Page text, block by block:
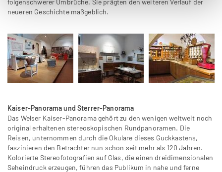
folgenschwerer Umbrüche. Sie prägten den weiteren Verlauf der
neueren Geschichte maßgeblich.
Kaiser-Panorama und Sterrer-Panorama
Das Welser Kaiser-Panorama gehört zu den wenigen weltweit noch
original erhaltenen stereoskopischen Rundpanoramen. Die
Reisen, unternommen durch die Okulare dieses Guckkastens,
faszinieren den Betrachter nun schon seit mehr als 120 Jahren.
Kolorierte Stereofotografien auf Glas, die einen dreidimensionalen
Seheindruck erzeugen, führen das Publikum in nahe und ferne